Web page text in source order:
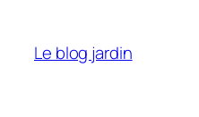
contenu
Le blog jardin